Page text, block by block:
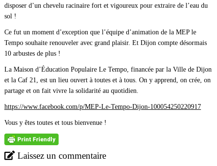
disposer d’un chevelu racinaire fort et vigoureux pour extraire de l’eau du
sol !
Ce fut un moment d’exception que l’équipe d’animation de la MEP le
Tempo souhaite renouveler avec grand plaisir. Et Dijon compte désormais
10 arbustes de plus !
La Maison d’Éducation Populaire Le Tempo, financée par la Ville de Dijon
et la Caf 21, est un lieu ouvert à toutes et à tous. On y apprend, on crée, on
partage et on fait vivre la solidarité au quotidien.
https://www.facebook.com/p/MEP-Le-Tempo-Dijon-100054250220917
Vous y êtes toutes et tous bienvenue !
Laissez un commentaire